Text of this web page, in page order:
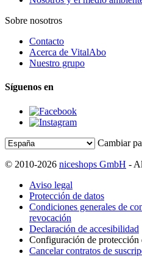
Sobre nosotros
Contacto
Acerca de VitalAbo
Nuestro grupo
Síguenos en
Cambiar
© 2010-2026 niceshops GmbH -
Aviso legal
Protección de datos
Condiciones generales de
revocación
Declaración de accesibilidad
Configuración de protección
Cancelar contratos de